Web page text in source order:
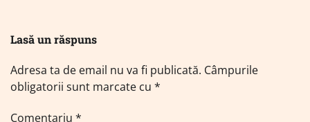
Lasă un răspuns
Adresa ta de email nu va fi publicată. Câmpurile
obligatorii sunt marcate cu *
Comentariu *